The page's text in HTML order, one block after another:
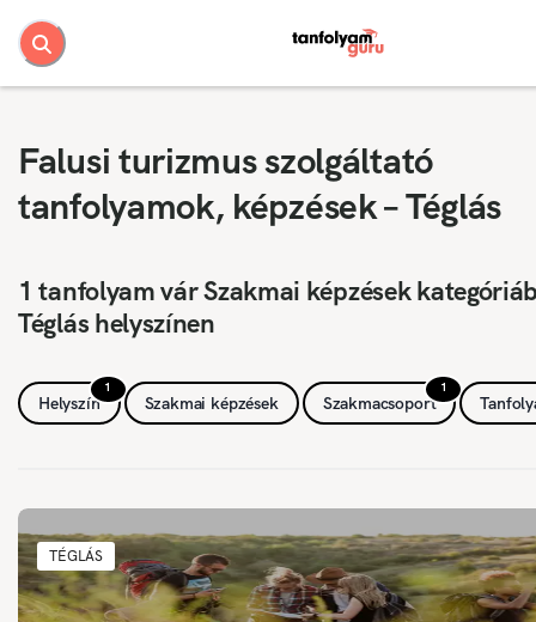
Falusi turizmus szolgáltató
tanfolyamok, képzések – Téglás
1 tanfolyam vár Szakmai képzések
Téglás helyszínen
1
Helyszín Szakmai képzések
1
Szakmacsoport
TÉGLÁS